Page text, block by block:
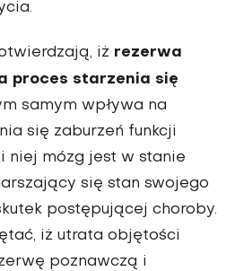
iż rezerwa
proces starzenia się
samym wpływa na
się zaburzeń funkcji
niej mózg jest w stanie
się stan swojego
postępującej choroby.
iż utrata objętości
poznawczą i